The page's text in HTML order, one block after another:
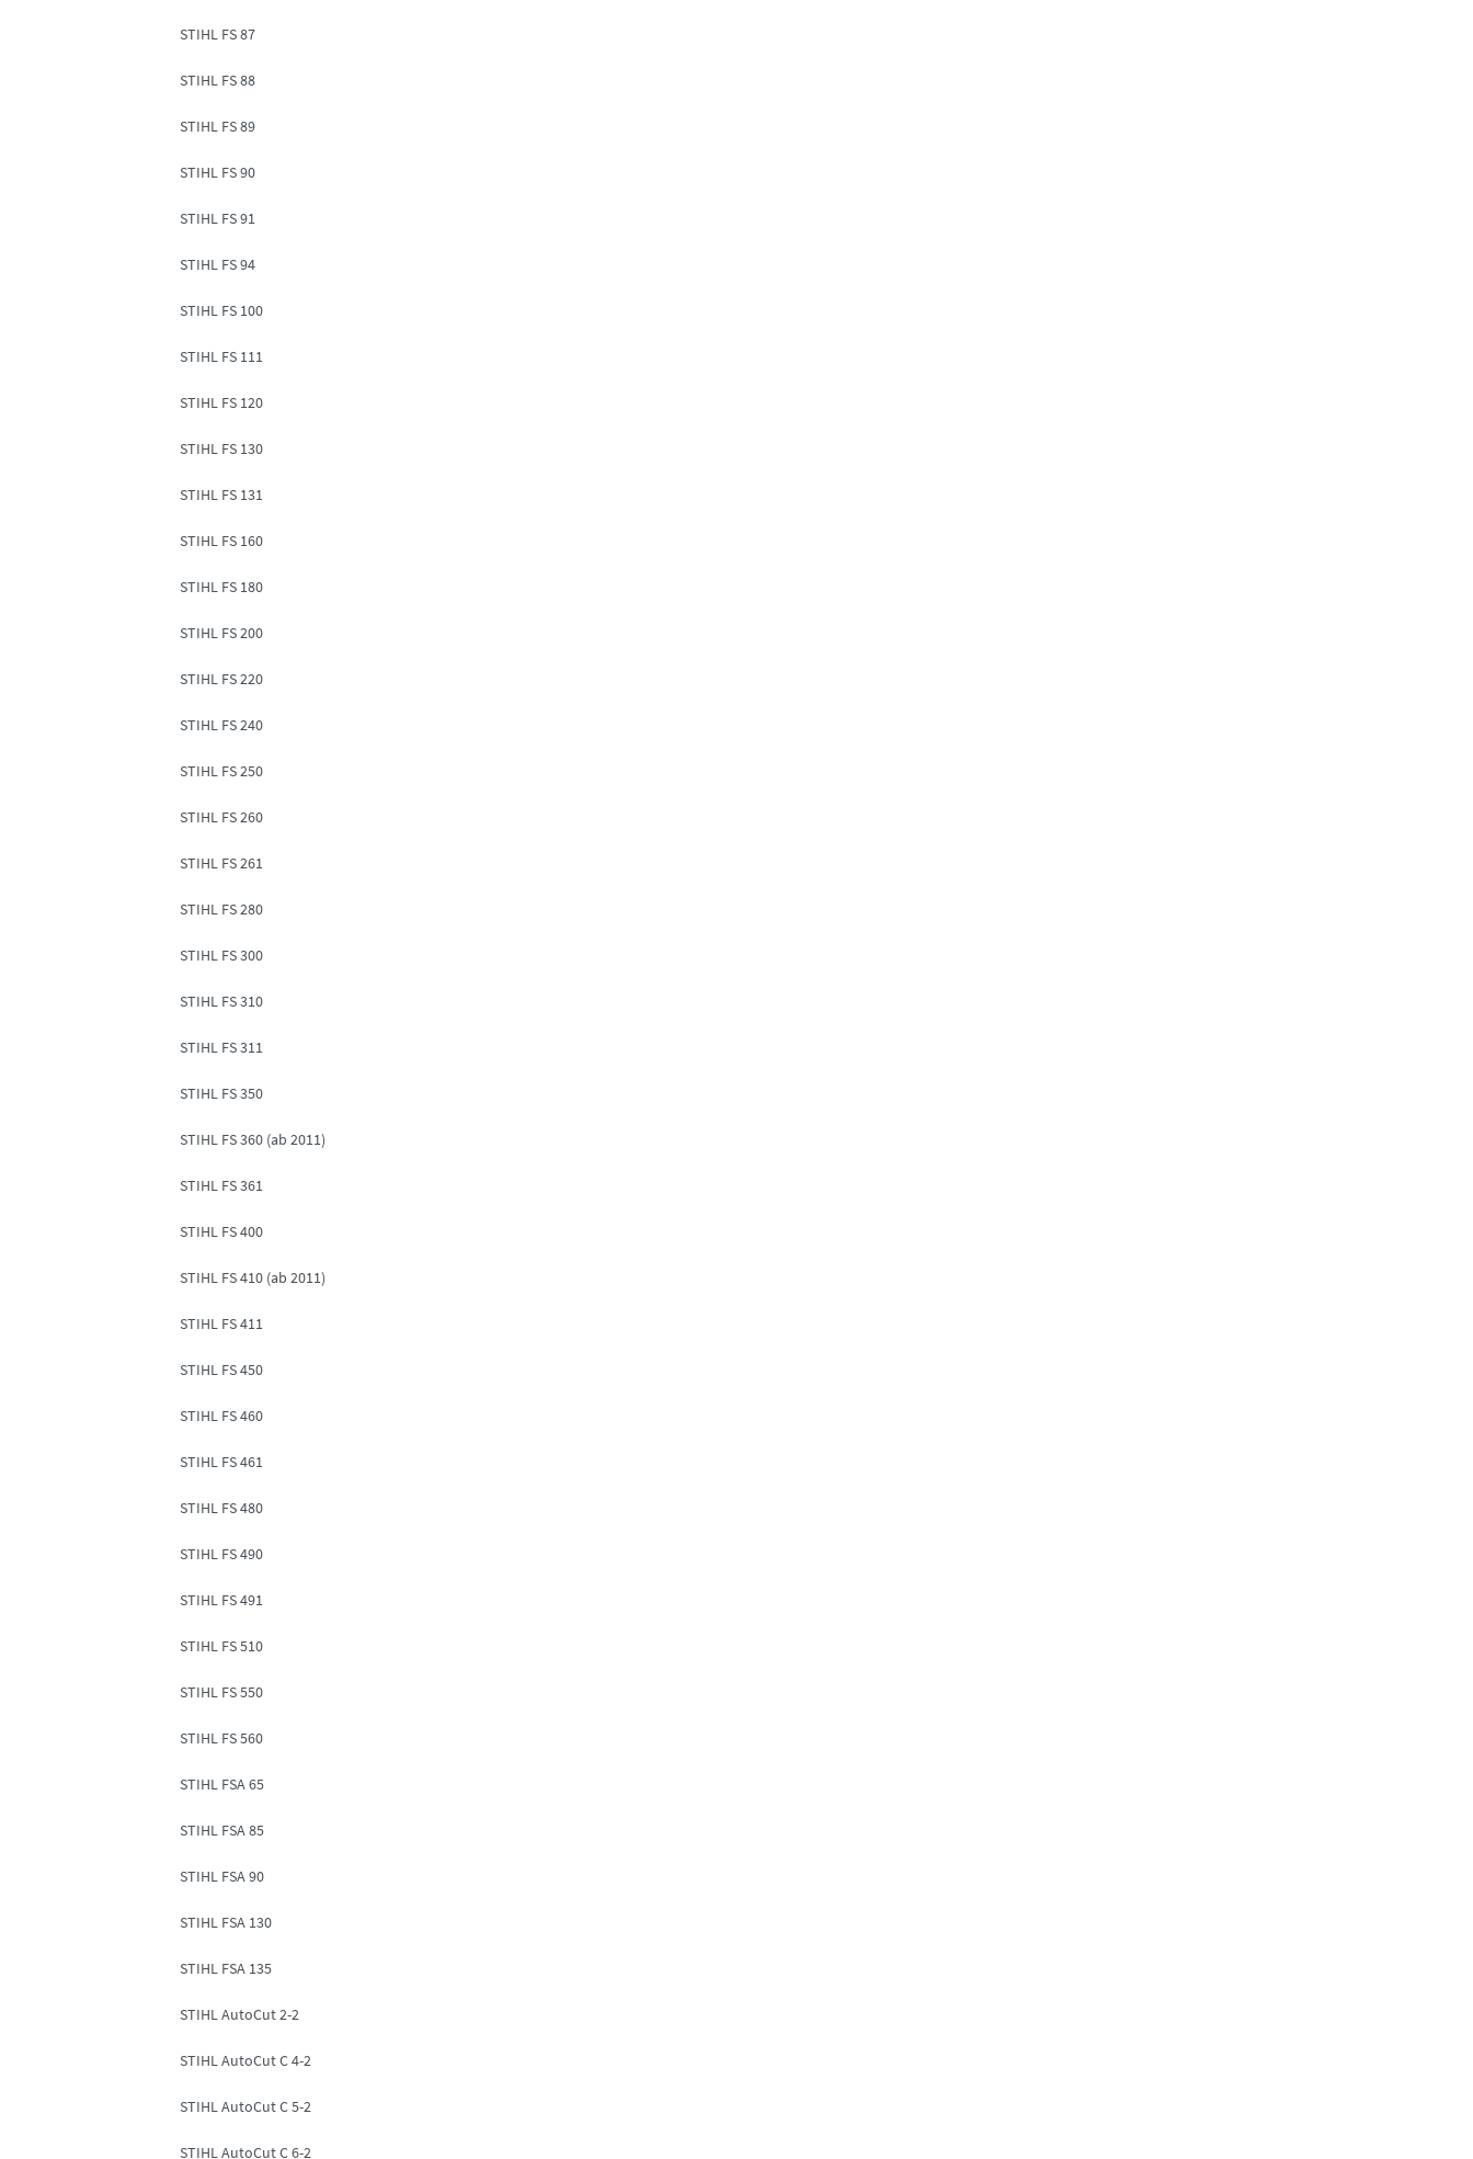
STIHL FS 87
STIHL FS 88
STIHL FS 89
STIHL FS 90
STIHL FS 91
STIHL FS 94
STIHL FS 100
STIHL FS 111
STIHL FS 120
STIHL FS 130
STIHL FS 131
STIHL FS 160
STIHL FS 180
STIHL FS 200
STIHL FS 220
STIHL FS 240
STIHL FS 250
STIHL FS 260
STIHL FS 261
STIHL FS 280
STIHL FS 300
STIHL FS 310
STIHL FS 311
STIHL FS 350
STIHL FS 360 (ab 2011)
STIHL FS 361
STIHL FS 400
STIHL FS 410 (ab 2011)
STIHL FS 411
STIHL FS 450
STIHL FS 460
STIHL FS 461
STIHL FS 480
STIHL FS 490
STIHL FS 491
STIHL FS 510
STIHL FS 550
STIHL FS 560
STIHL FSA 65
STIHL FSA 85
STIHL FSA 90
STIHL FSA 130
STIHL FSA 135
STIHL AutoCut 2-2
STIHL AutoCut C 4-2
STIHL AutoCut C 5-2
STIHL AutoCut C 6-2